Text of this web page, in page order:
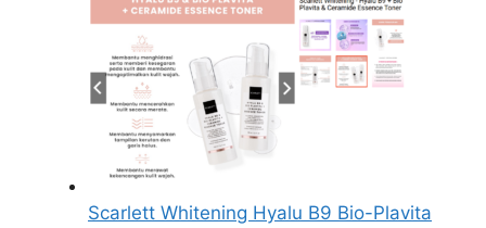
Scarlett Whitening Hyalu B9 Bio-Plavita